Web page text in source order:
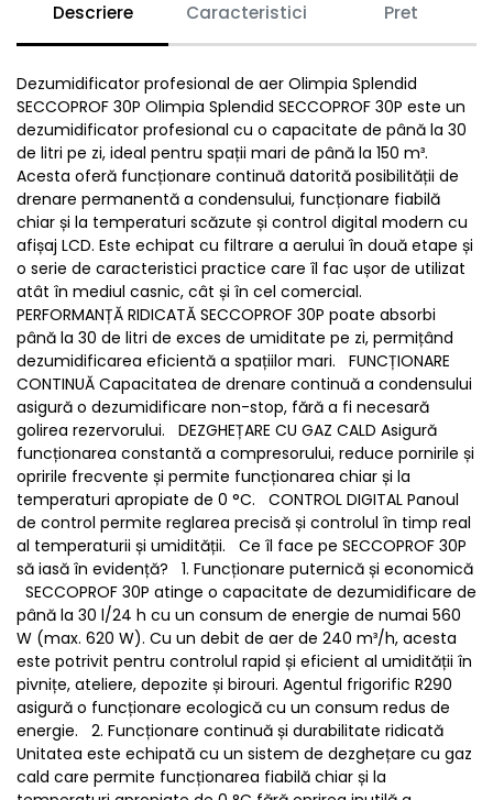
Descriere Caracteristici Pret
Dezumidificator profesional de aer Olimpia Splendid
SECCOPROF 30P Olimpia Splendid SECCOPROF 30P este un
dezumidificator profesional cu o capacitate de până la 30
de litri pe zi, ideal pentru spații mari de până la 150 m³.
Acesta oferă funcționare continuă datorită posibilității de
drenare permanentă a condensului, funcționare fiabilă
chiar și la temperaturi scăzute și control digital modern cu
afișaj LCD. Este echipat cu filtrare a aerului în două etape și
o serie de caracteristici practice care îl fac ușor de utilizat
atât în mediul casnic, cât și în cel comercial.
PERFORMANȚĂ RIDICATĂ SECCOPROF 30P poate absorbi
până la 30 de litri de exces de umiditate pe zi, permițând
dezumidificarea eficientă a spațiilor mari. FUNCȚIONARE
CONTINUĂ Capacitatea de drenare continuă a condensului
asigură o dezumidificare non-stop, fără a fi necesară
golirea rezervorului. DEZGHEȚARE CU GAZ CALD Asigură
funcționarea constantă a compresorului, reduce pornirile și
opririle frecvente și permite funcționarea chiar și la
temperaturi apropiate de 0 °C. CONTROL DIGITAL Panoul
de control permite reglarea precisă și controlul în timp real
al temperaturii și umidității. Ce îl face pe SECCOPROF 30P
să iasă în evidență? 1. Funcționare puternică și economică
SECCOPROF 30P atinge o capacitate de dezumidificare de
până la 30 l/24 h cu un consum de energie de numai 560
W (max. 620 W). Cu un debit de aer de 240 m³/h, acesta
este potrivit pentru controlul rapid și eficient al umidității în
pivnițe, ateliere, depozite și birouri. Agentul frigorific R290
asigură o funcționare ecologică cu un consum redus de
energie. 2. Funcționare continuă și durabilitate ridicată
Unitatea este echipată cu un sistem de dezghețare cu gaz
cald care permite funcționarea fiabilă chiar și la